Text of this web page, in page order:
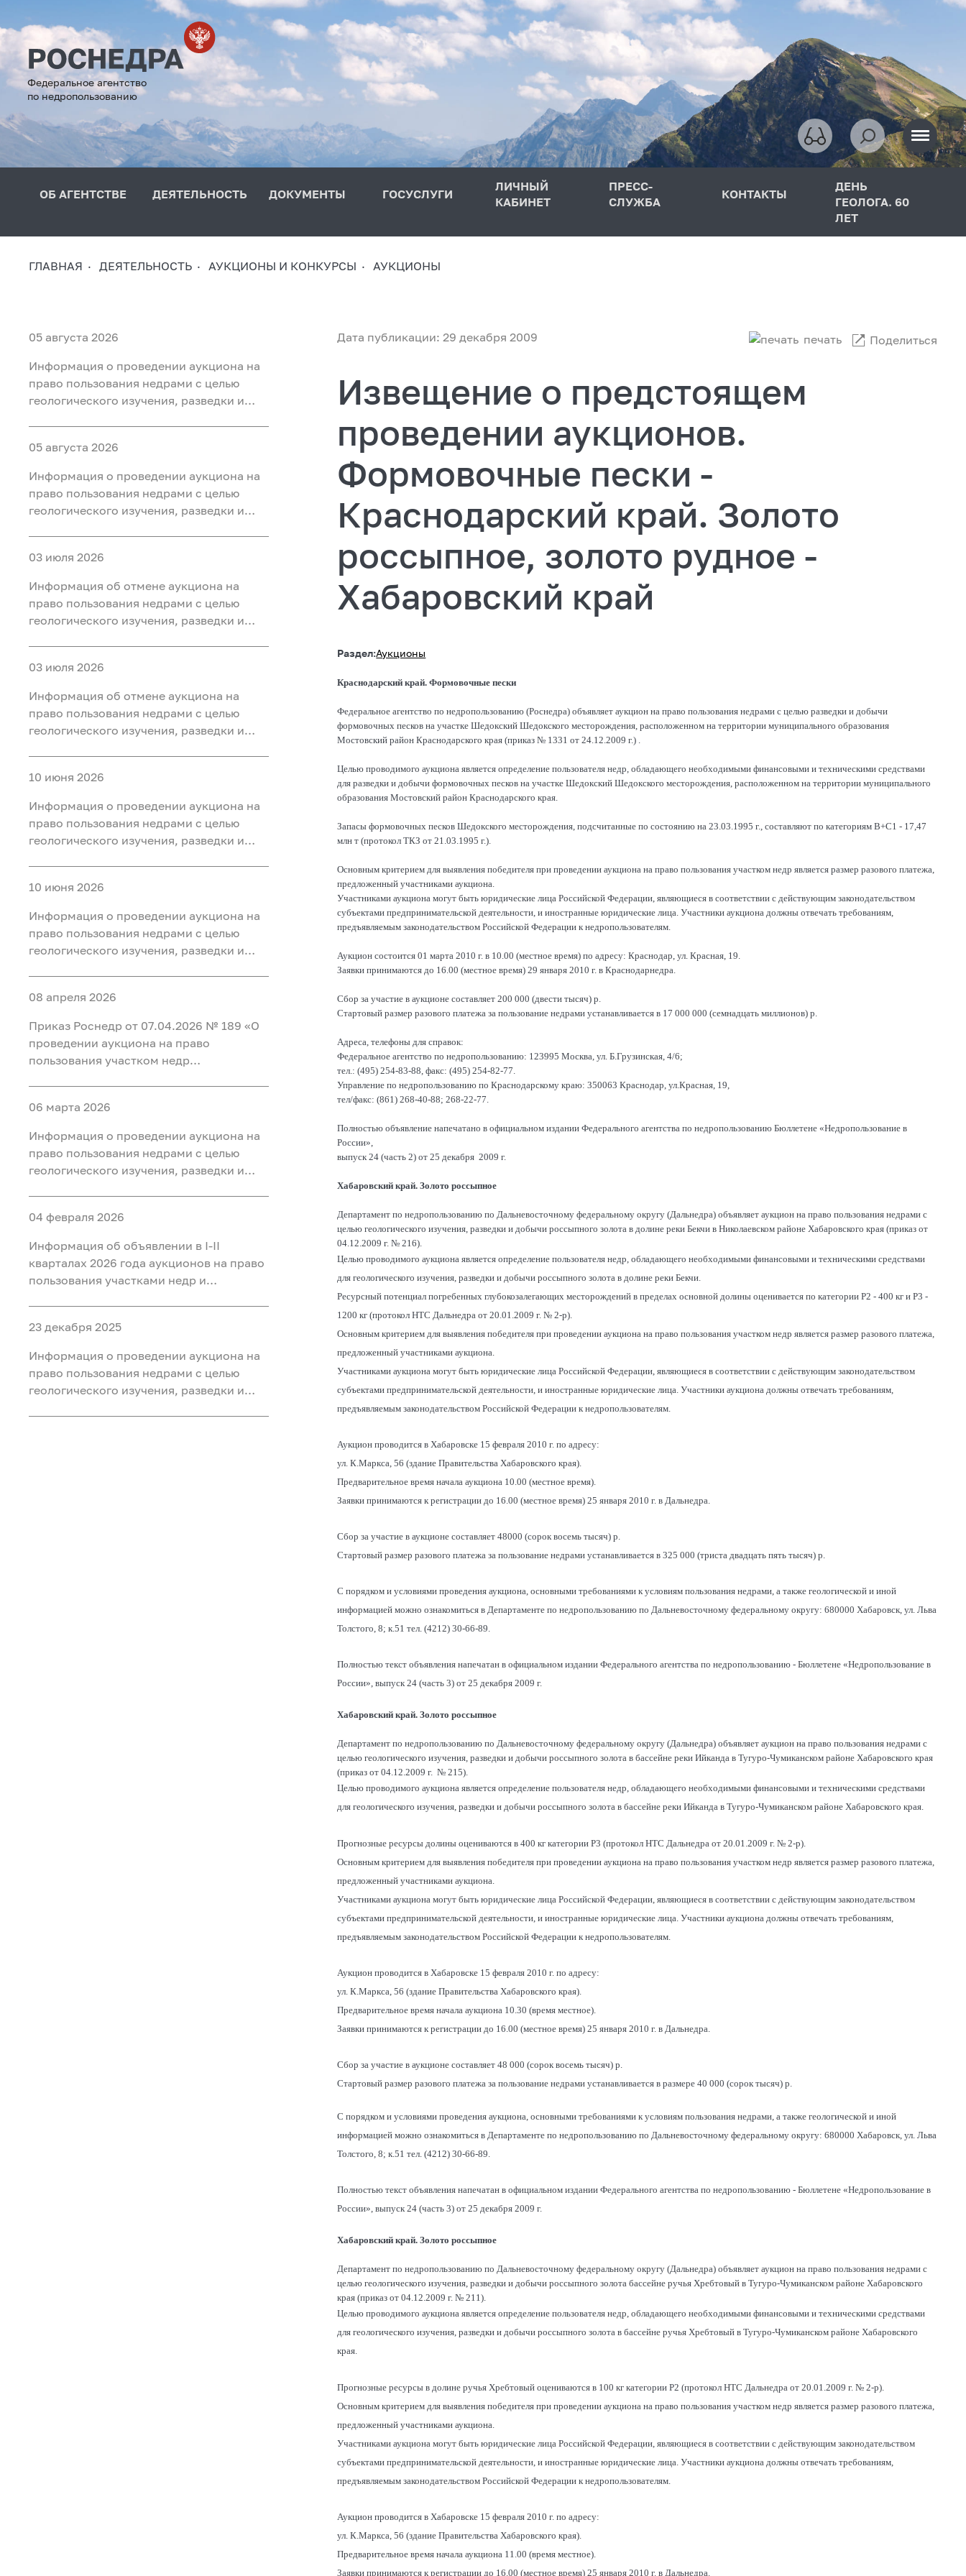
Федеральное агентство
по недропользованию
ОБ АГЕНТСТВЕ ДЕЯТЕЛЬНОСТЬ ДОКУМЕНТЫ ГОСУСЛУГИ
ЛИЧНЫЙ
КАБИНЕТ
ПРЕСС-
СЛУЖБА
КОНТАКТЫ
ДЕНЬ
ГЕОЛОГА. 60
ЛЕТ
ГЛАВНАЯ ДЕЯТЕЛЬНОСТЬ АУКЦИОНЫ И КОНКУРСЫ АУКЦИОНЫ
05 августа 2026
Информация о проведении аукциона на
право пользования недрами с целью
геологического изучения, разведки и
Салымский-3», расположенного на
территории Ханты-Мансийского района
Ханты-Мансийского автономного округа
- Югры
05 августа 2026
Информация о проведении аукциона на
право пользования недрами с целью
геологического изучения, разведки и
«Приразломный-3», расположенного на
территории Ханты-Мансийского района
Ханты-Мансийского автономного округа
- Югры
03 июля 2026
Информация об отмене аукциона на
право пользования недрами с целью
геологического изучения, разведки и
Тобольском, Ярковском районах
Тюменской области
03 июля 2026
Информация об отмене аукциона на
право пользования недрами с целью
геологического изучения, разведки и
Тобольском, Ярковском районах
Тюменской области и Кондинском
районе ХМАО-Югра
10 июня 2026
Информация о проведении аукциона на
право пользования недрами с целью
геологического изучения, разведки и
Тобольском, Ярковском районах
Тюменской области
10 июня 2026
Информация о проведении аукциона на
право пользования недрами с целью
геологического изучения, разведки и
Тобольском, Ярковском районах
Тюменской области и Кондинском
районе ХМАО-Югра
08 апреля 2026
Приказ Роснедр от 07.04.2026 № 189 «О
проведении аукциона на право
пользования участком недр
на территории Красноярского края, для
разведки и добычи полезных
ископаемых, в том числе добычи
полезных ископаемых и полезных
компонентов из отходов
недропользования, в том числе из
вскрышных и вмещающих горных пород,
недропользования, в том числе
вскрышных и вмещающих горных пород»
06 марта 2026
Информация о проведении аукциона на
право пользования недрами с целью
геологического изучения, разведки и
расположенного на территории Ханты-
Мансийского района Ханты-
Мансийского автономного округа - Югры
04 февраля 2026
Информация об объявлении в I-II
кварталах 2026 года аукционов на право
пользования участками недр и
23 декабря 2025
Информация о проведении аукциона на
право пользования недрами с целью
геологического изучения, разведки и
Дата публикации: 29 декабря 2009 печать Поделиться
Извещение о предстоящем
проведении аукционов.
Формовочные пески -
Краснодарский край. Золото
россыпное, золото рудное -
Хабаровский край
Раздел:Аукционы
Краснодарский край. Формовочные пески
Федеральное агентство по недропользованию (Роснедра) объявляет аукцион на право пользования недрами с целью разведки и добычи
формовочных песков на участке Шедокский Шедокского месторождения, расположенном на территории муниципального образования
Мостовский район Краснодарского края (приказ № 1331 от 24.12.2009 г.) .
Целью проводимого аукциона является определение пользователя недр, обладающего необходимыми финансовыми и техническими средствами
для разведки и добычи формовочных песков на участке Шедокский Шедокского месторождения, расположенном на территории муниципального
образования Мостовский район Краснодарского края.
Запасы формовочных песков Шедокского месторождения, подсчитанные по состоянию на 23.03.1995 г., составляют по категориям В+С1 - 17,47
млн т (протокол ТКЗ от 21.03.1995 г.).
Основным критерием для выявления победителя при проведении аукциона на право пользования участком недр является размер разового платежа,
предложенный участниками аукциона.
Участниками аукциона могут быть юридические лица Российской Федерации, являющиеся в соответствии с действующим законодательством
субъектами предпринимательской деятельности, и иностранные юридические лица. Участники аукциона должны отвечать требованиям,
предъявляемым законодательством Российской Федерации к недропользователям.
Аукцион состоится 01 марта 2010 г. в 10.00 (местное время) по адресу: Краснодар, ул. Красная, 19.
Заявки принимаются до 16.00 (местное время) 29 января 2010 г. в Краснодарнедра.
Сбор за участие в аукционе составляет 200 000 (двести тысяч) р.
Стартовый размер разового платежа за пользование недрами устанавливается в 17 000 000 (семнадцать миллионов) р.
Адреса, телефоны для справок:
Федеральное агентство по недропользованию: 123995 Москва, ул. Б.Грузинская, 4/6;
тел.: (495) 254-83-88, факс: (495) 254-82-77.
Управление по недропользованию по Краснодарскому краю: 350063 Краснодар, ул.Красная, 19,
тел/факс: (861) 268-40-88; 268-22-77.
Полностью объявление напечатано в официальном издании Федерального агентства по недропользованию Бюллетене «Недропользование в
России»,
выпуск 24 (часть 2) от 25 декабря 2009 г.
Хабаровский край. Золото россыпное
Департамент по недропользованию по Дальневосточному федеральному округу (Дальнедра) объявляет аукцион на право пользования недрами с
целью геологического изучения, разведки и добычи россыпного золота в долине реки Бекчи в Николаевском районе Хабаровского края (приказ от
04.12.2009 г. № 216).
Целью проводимого аукциона является определение пользователя недр, обладающего необходимыми финансовыми и техническими средствами
для геологического изучения, разведки и добычи россыпного золота в долине реки Бекчи.
Ресурсный потенциал погребенных глубокозалегающих месторождений в пределах основной долины оценивается по категории Р2 - 400 кг и Р3 -
1200 кг (протокол НТС Дальнедра от 20.01.2009 г. № 2-р).
Основным критерием для выявления победителя при проведении аукциона на право пользования участком недр является размер разового платежа,
предложенный участниками аукциона.
Участниками аукциона могут быть юридические лица Российской Федерации, являющиеся в соответствии с действующим законодательством
субъектами предпринимательской деятельности, и иностранные юридические лица. Участники аукциона должны отвечать требованиям,
предъявляемым законодательством Российской Федерации к недропользователям.
Аукцион проводится в Хабаровске 15 февраля 2010 г. по адресу:
ул. К.Маркса, 56 (здание Правительства Хабаровского края).
Предварительное время начала аукциона 10.00 (местное время).
Заявки принимаются к регистрации до 16.00 (местное время) 25 января 2010 г. в Дальнедра.
Сбор за участие в аукционе составляет 48000 (сорок восемь тысяч) р.
Стартовый размер разового платежа за пользование недрами устанавливается в 325 000 (триста двадцать пять тысяч) р.
С порядком и условиями проведения аукциона, основными требованиями к условиям пользования недрами, а также геологической и иной
информацией можно ознакомиться в Департаменте по недропользованию по Дальневосточному федеральному округу: 680000 Хабаровск, ул. Льва
Толстого, 8; к.51 тел. (4212) 30-66-89.
Полностью текст объявления напечатан в официальном издании Федерального агентства по недропользованию - Бюллетене «Недропользование в
России», выпуск 24 (часть 3) от 25 декабря 2009 г.
Хабаровский край. Золото россыпное
Департамент по недропользованию по Дальневосточному федеральному округу (Дальнедра) объявляет аукцион на право пользования недрами с
целью геологического изучения, разведки и добычи россыпного золота в бассейне реки Ийканда в Тугуро-Чумиканском районе Хабаровского края
(приказ от 04.12.2009 г. № 215).
Целью проводимого аукциона является определение пользователя недр, обладающего необходимыми финансовыми и техническими средствами
для геологического изучения, разведки и добычи россыпного золота в бассейне реки Ийканда в Тугуро-Чумиканском районе Хабаровского края.
Прогнозные ресурсы долины оцениваются в 400 кг категории Р3 (протокол НТС Дальнедра от 20.01.2009 г. № 2-р).
Основным критерием для выявления победителя при проведении аукциона на право пользования участком недр является размер разового платежа,
предложенный участниками аукциона.
Участниками аукциона могут быть юридические лица Российской Федерации, являющиеся в соответствии с действующим законодательством
субъектами предпринимательской деятельности, и иностранные юридические лица. Участники аукциона должны отвечать требованиям,
предъявляемым законодательством Российской Федерации к недропользователям.
Аукцион проводится в Хабаровске 15 февраля 2010 г. по адресу:
ул. К.Маркса, 56 (здание Правительства Хабаровского края).
Предварительное время начала аукциона 10.30 (время местное).
Заявки принимаются к регистрации до 16.00 (местное время) 25 января 2010 г. в Дальнедра.
Сбор за участие в аукционе составляет 48 000 (сорок восемь тысяч) р.
Стартовый размер разового платежа за пользование недрами устанавливается в размере 40 000 (сорок тысяч) р.
С порядком и условиями проведения аукциона, основными требованиями к условиям пользования недрами, а также геологической и иной
информацией можно ознакомиться в Департаменте по недропользованию по Дальневосточному федеральному округу: 680000 Хабаровск, ул. Льва
Толстого, 8; к.51 тел. (4212) 30-66-89.
Полностью текст объявления напечатан в официальном издании Федерального агентства по недропользованию - Бюллетене «Недропользование в
России», выпуск 24 (часть 3) от 25 декабря 2009 г.
Хабаровский край. Золото россыпное
Департамент по недропользованию по Дальневосточному федеральному округу (Дальнедра) объявляет аукцион на право пользования недрами с
целью геологического изучения, разведки и добычи россыпного золота бассейне ручья Хребтовый в Тугуро-Чумиканском районе Хабаровского
края (приказ от 04.12.2009 г. № 211).
Целью проводимого аукциона является определение пользователя недр, обладающего необходимыми финансовыми и техническими средствами
для геологического изучения, разведки и добычи россыпного золота в бассейне ручья Хребтовый в Тугуро-Чумиканском районе Хабаровского
края.
Прогнозные ресурсы в долине ручья Хребтовый оцениваются в 100 кг категории Р2 (протокол НТС Дальнедра от 20.01.2009 г. № 2-р).
Основным критерием для выявления победителя при проведении аукциона на право пользования участком недр является размер разового платежа,
предложенный участниками аукциона.
Участниками аукциона могут быть юридические лица Российской Федерации, являющиеся в соответствии с действующим законодательством
субъектами предпринимательской деятельности, и иностранные юридические лица. Участники аукциона должны отвечать требованиям,
предъявляемым законодательством Российской Федерации к недропользователям.
Аукцион проводится в Хабаровске 15 февраля 2010 г. по адресу:
ул. К.Маркса, 56 (здание Правительства Хабаровского края).
Предварительное время начала аукциона 11.00 (время местное).
Заявки принимаются к регистрации до 16.00 (местное время) 25 января 2010 г. в Дальнедра.